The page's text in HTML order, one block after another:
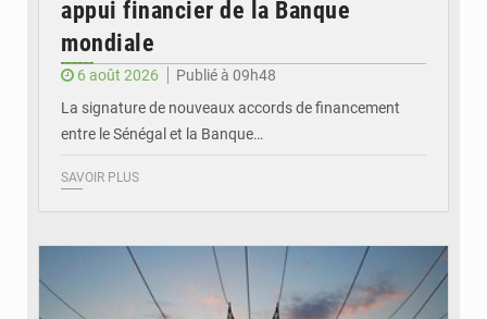
appui financier de la Banque
mondiale
6 août 2026
Publié à 09h48
La signature de nouveaux accords de financement
entre le Sénégal et la Banque…
SAVOIR PLUS